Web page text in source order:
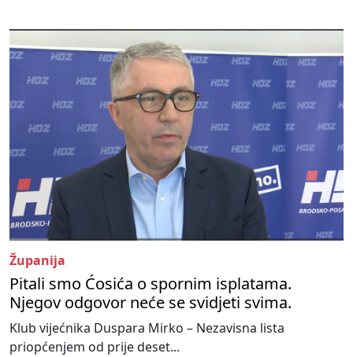
Županija
Pitali smo Ćosića o spornim isplatama.
Njegov odgovor neće se svidjeti svima.
Klub vijećnika Duspara Mirko – Nezavisna lista
priopćenjem od prije deset...